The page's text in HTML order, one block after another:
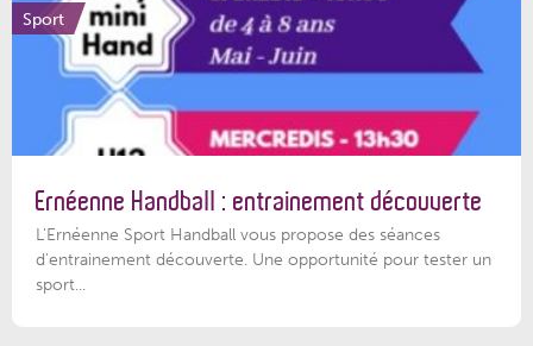
Sport
Ernéenne Handball : entrainement découverte
L'Ernéenne Sport Handball vous propose des séances
d'entrainement découverte. Une opportunité pour tester un
sport...